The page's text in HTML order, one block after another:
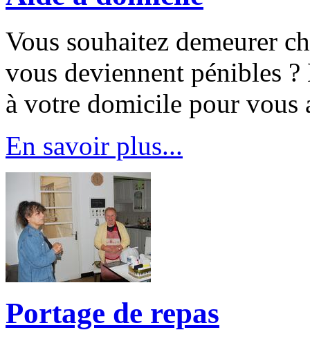
Vous souhaitez demeurer
vous deviennent pénibles
à votre domicile pour vous
En savoir plus...
Portage de repas